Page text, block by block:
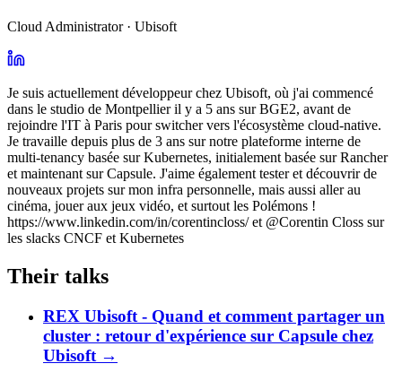
Cloud Administrator · Ubisoft
Je suis actuellement développeur chez Ubisoft, où j'ai commencé
dans le studio de Montpellier il y a 5 ans sur BGE2, avant de
rejoindre l'IT à Paris pour switcher vers l'écosystème cloud-native.
Je travaille depuis plus de 3 ans sur notre plateforme interne de
multi-tenancy basée sur Kubernetes, initialement basée sur Rancher
et maintenant sur Capsule. J'aime également tester et découvrir de
nouveaux projets sur mon infra personnelle, mais aussi aller au
cinéma, jouer aux jeux vidéo, et surtout les Polémons !
https://www.linkedin.com/in/corentincloss/ et @Corentin Closs sur
les slacks CNCF et Kubernetes
Their talks
REX Ubisoft - Quand et comment partager un
cluster : retour d'expérience sur Capsule chez
Ubisoft →